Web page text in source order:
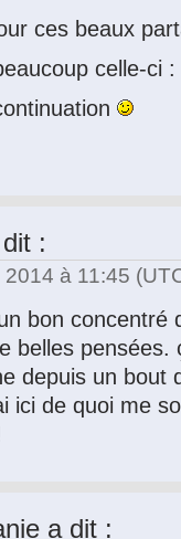
ces beaux
celle-ci
:
2014 à 11:45
bon concentré
belles pensées.
depuis un
ici de quoi me
a dit :